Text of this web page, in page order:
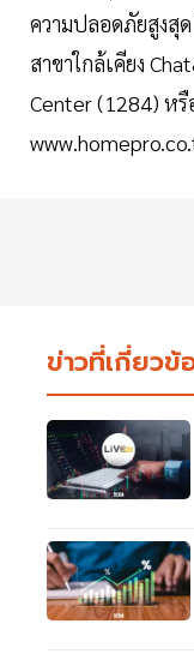
ความปลอดภัยสูงสุ
สาขาใกล้เคียง
Center (1284) ห
ข่าวที่เกี่ยวข้